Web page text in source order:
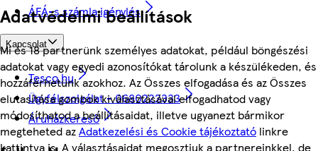
Adatvédelmi beállítások
Mi és 18 partnerünk személyes adatokat, például böngészési
adatokat vagy egyedi azonosítókat tárolunk a készülékeden, és
hozzáférhetünk azokhoz. Az Összes elfogadása és az Összes
elutasítása gombok kiválasztásával elfogadhatod vagy
módosíthatod a beállításaidat, illetve ugyanezt bármikor
megteheted azAdatkezelési és Cookie tájékoztató linkre
kattintva is. A választásaidat megosztjuk a partnereinkkel, de
ÁFÁ-s számla igénylés
Kapcsolat
Tesco.hu
Ügyfélszolgálat - 0680222333
Áruházkereső